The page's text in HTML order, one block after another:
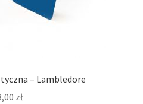
– Lambledore
zł